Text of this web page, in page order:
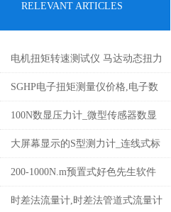
RELEVANT ARTICLES
电机扭矩转速测试仪 马达动态扭力
测试仪 电机功率测试台厂家
SGHP电子扭矩测量仪价格,电子数
显测量螺丝扭矩仪规格
100N数显压力计_微型传感器数显
压力计_拉压力两用电子数显测力
计价格
大屏幕显示的S型测力计_连线式标
准数字拉压力仪厂家
200-1000N.m预置式好色先生软件
下载_声响式手动预置扭矩扳手厂
时差法流量计,时差法管道式流量计